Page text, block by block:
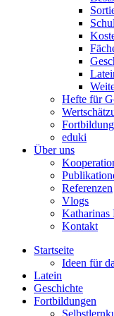
Hefte für
eduki
Über uns
Referenzen
Vlogs
Katharinas
Kontakt
Startseite
Ideen für
Latein
Geschichte
Fortbildungen